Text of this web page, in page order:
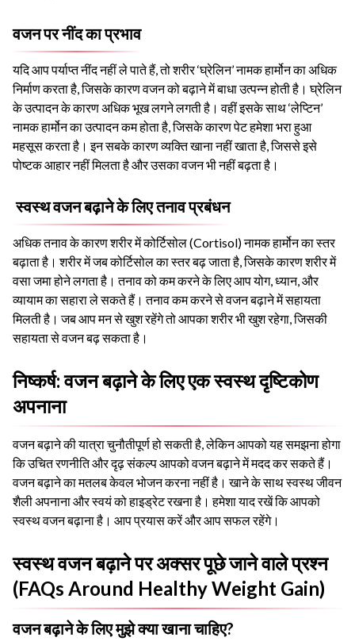
वजन पर नींद का प्रभाव
यदि आप पर्याप्त नींद नहीं ले पाते हैं, तो शरीर ‘घ्रेलिन’ नामक हार्मोन का अधिक
निर्माण करता है, जिसके कारण वजन को बढ़ाने में बाधा उत्पन्न होती है। घ्रेलिन
के उत्पादन के कारण अधिक भूख लगने लगती है। वहीं इसके साथ ‘लेप्टिन’
नामक हार्मोन का उत्पादन कम होता है, जिसके कारण पेट हमेशा भरा हुआ
महसूस करता है। इन सबके कारण व्यक्ति खाना नहीं खाता है, जिससे इसे
पोष्टक आहार नहीं मिलता है और उसका वजन भी नहीं बढ़ता है।
स्वस्थ वजन बढ़ाने के लिए तनाव प्रबंधन
अधिक तनाव के कारण शरीर में कोर्टिसोल (Cortisol) नामक हार्मोन का स्तर
बढ़ाता है। शरीर में जब कोर्टिसोल का स्तर बढ़ जाता है, जिसके कारण शरीर में
वसा जमा होने लगता है। तनाव को कम करने के लिए आप योग, ध्यान, और
व्यायाम का सहारा ले सकते हैं। तनाव कम करने से वजन बढ़ाने में सहायता
मिलती है। जब आप मन से खुश रहेंगे तो आपका शरीर भी खुश रहेगा, जिसकी
सहायता से वजन बढ़ सकता है।
निष्कर्ष: वजन बढ़ाने के लिए एक स्वस्थ दृष्टिकोण
अपनाना
वजन बढ़ाने की यात्रा चुनौतीपूर्ण हो सकती है, लेकिन आपको यह समझना होगा
कि उचित रणनीति और दृढ़ संकल्प आपको वजन बढ़ाने में मदद कर सकते हैं।
वजन बढ़ाने का मतलब केवल भोजन करना नहीं है। खाने के साथ स्वस्थ जीवन
शैली अपनाना और स्वयं को हाइड्रेट रखना है।हमेशा याद रखें कि आपको
स्वस्थ वजन बढ़ाना है। आप प्रयास करें और आप सफल रहेंगे।
स्वस्थ वजन बढ़ाने पर अक्सर पूछे जाने वाले प्रश्न
(FAQs Around Healthy Weight Gain)
वजन बढ़ाने के लिए मुझे क्या खाना चाहिए?